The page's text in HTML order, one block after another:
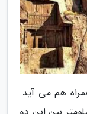
هم می آید.